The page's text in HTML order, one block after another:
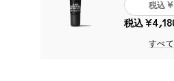
税込
税込
すべ